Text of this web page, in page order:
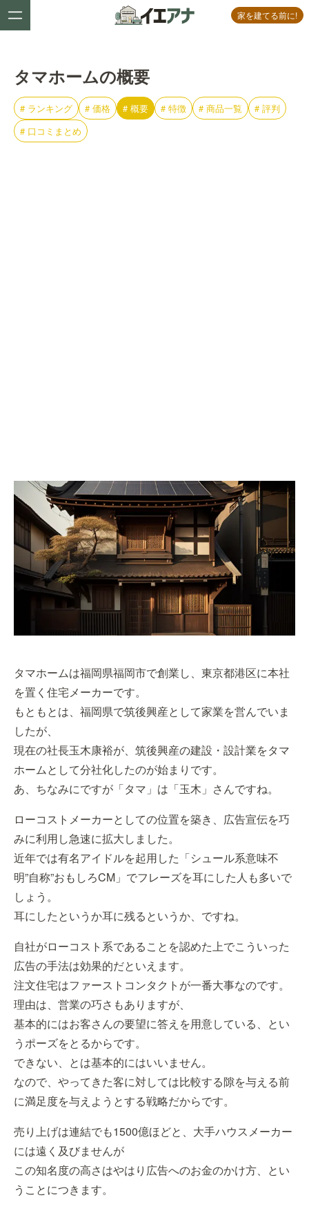
家を建てる前に!
タマホームの概要
# ランキング # 価格 # 概要 # 特徴 # 商品一覧 # 評判
# 口コミまとめ
タマホームは福岡県福岡市で創業し、東京都港区に本社
を置く住宅メーカーです。
もともとは、福岡県で筑後興産として家業を営んでいま
したが、
現在の社長玉木康裕が、筑後興産の建設・設計業をタマ
ホームとして分社化したのが始まりです。
あ、ちなみにですが「タマ」は「玉木」さんですね。
ローコストメーカーとしての位置を築き、広告宣伝を巧
みに利用し急速に拡大しました。
近年では有名アイドルを起用した「シュール系意味不
明”自称”おもしろCM」でフレーズを耳にした人も多いで
しょう。
耳にしたというか耳に残るというか、ですね。
自社がローコスト系であることを認めた上でこういった
広告の手法は効果的だといえます。
注文住宅はファーストコンタクトが一番大事なのです。
理由は、営業の巧さもありますが、
基本的にはお客さんの要望に答えを用意している、とい
うポーズをとるからです。
できない、とは基本的にはいいません。
なので、やってきた客に対しては比較する隙を与える前
に満足度を与えようとする戦略だからです。
売り上げは連結でも1500億ほどと、大手ハウスメーカー
には遠く及びませんが
この知名度の高さはやはり広告へのお金のかけ方、とい
うことにつきます。